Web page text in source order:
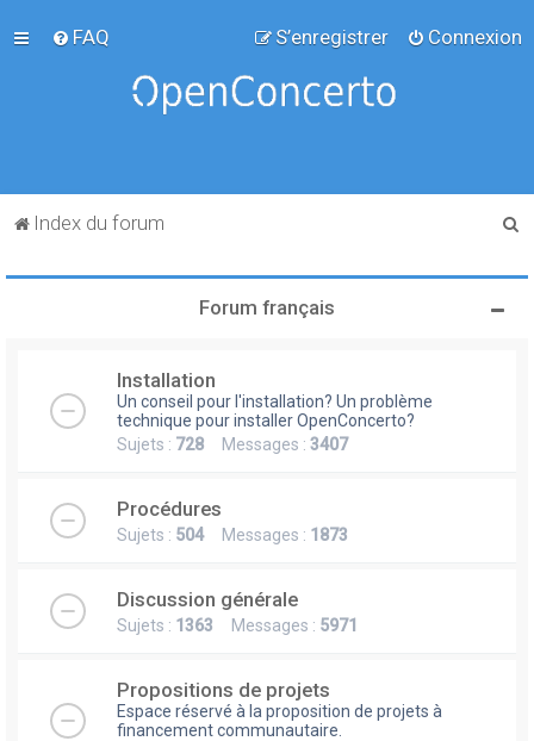
FAQ Connexion
S’enregistrer
Index du forum
Forum français
Installation
Un conseil pour l'installation? Un problème
technique pour installer OpenConcerto?
Sujets : 728 Messages : 3407
Procédures
Sujets : 504Messages : 1873
Discussion générale
Sujets : 1363 Messages : 5971
Propositions de projets
Espace réservé à la proposition de projets à
financement communautaire.